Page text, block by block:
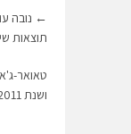
← נובה
תוצאות
טאואר-
ושנת 2011